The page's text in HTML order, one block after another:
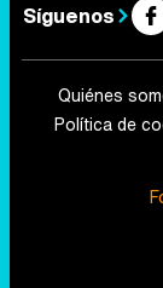
Síguenos
Quiénes
Política de